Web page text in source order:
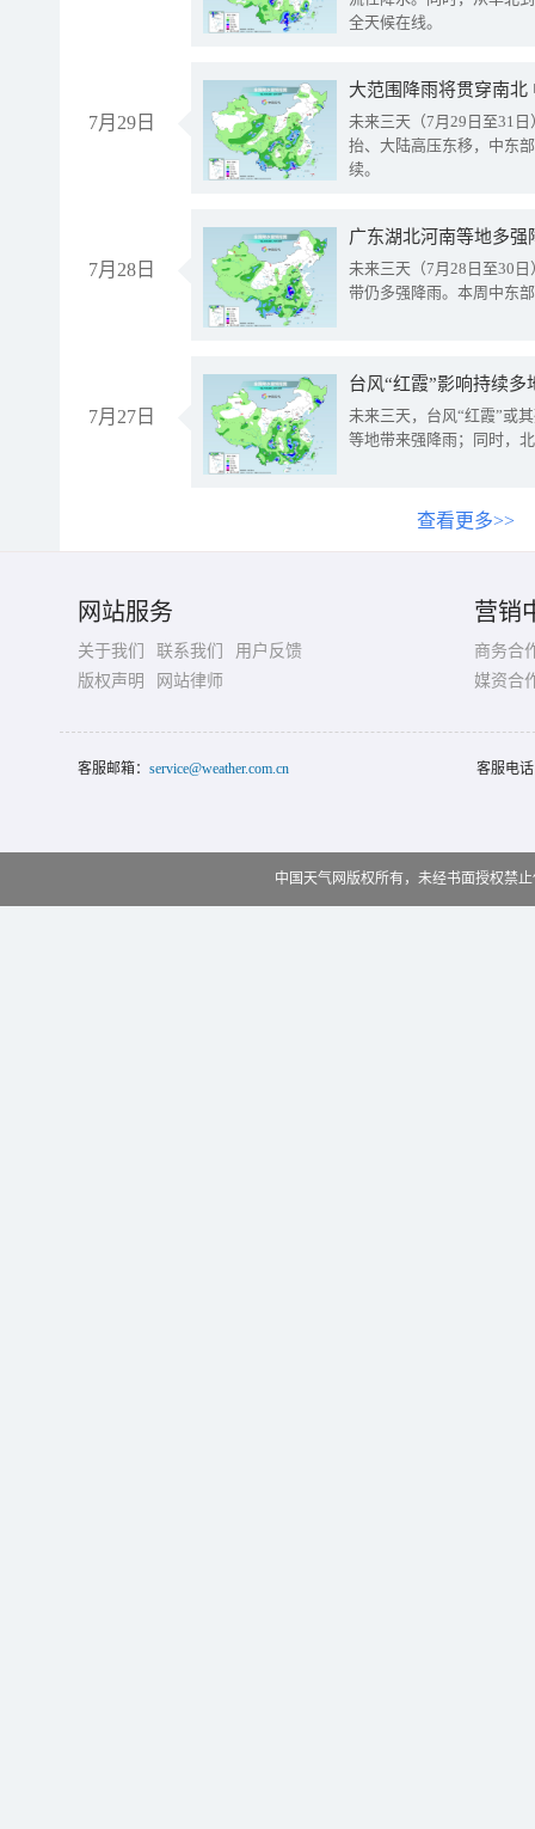
全天候在线。
7月29日
大范围降雨将贯穿南
未来三天（7月29日至31
抬、大陆高压东移，中东
续。
7月28日
广东湖北河南等地多
未来三天（7月28日至30
带仍多强降雨。本周中东
7月27日
台风“红霞”影响持续
未来三天，台风“红霞”或
等地带来强降雨；同时，
查看更多>>
网站服务
关于我们 联系我们
用户反馈
版权声明
网站律师
营销
商务合
媒资合
客服邮箱： service@weather.com.cn 客服电
中国天气网版权所有，未经书面授权